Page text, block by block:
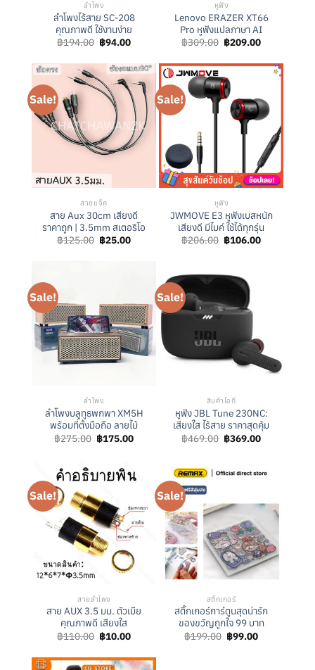
ลำโพง
ลำโพงไร้สาย SC-208
คุณภาพดี ใช้งานง่าย
฿194.00 Original
price
฿194.00.
฿94.00Current
฿94.00.
หูฟัง
Lenovo ERAZER XT66
Pro หูฟังแปลภาษา AI
฿309.00 Original
price
฿309.00.
฿209.00Current
฿209.00.
Sale!
สายแจ็ค
สาย Aux 30cm เสียงดี
ราคาถูก | 3.5mm สเตอริโอ
฿125.00 Original
price
฿25.00Current
Sale!
หูฟัง
JWMOVE E3 หูฟังเบสหนัก
เสียงดี มีไมค์ ใช้ได้ทุกรุ่น
฿206.00 Original
price
฿106.00Current
Sale!
ลำโพง
ลำโพงบลูทูธพกพา XM5H
พร้อมที่ตั้งมือถือ ลายไม้
฿275.00 Original
price
฿175.00Current
Sale!
สินค้าไอที
หูฟัง JBL Tune 230NC:
เสียงใส ไร้สาย ราคาสุดคุ้ม
฿469.00 Original
price
฿369.00Current
Sale!
สายลำโพง
สาย AUX 3.5 มม. ตัวเมีย
คุณภาพดี เสียงใส
฿110.00 Original
price
฿110.00.
฿10.00Current
฿10.00.
Sale!
สติ๊กเกอร์
สติ๊กเกอร์การ์ตูนสุดน่ารัก
ของขวัญถูกใจ 99 บาท
฿199.00 Original
price
฿99.00Current